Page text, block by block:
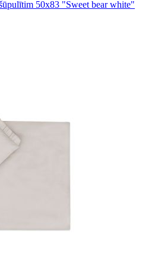
50x83 "Sweet bear white"